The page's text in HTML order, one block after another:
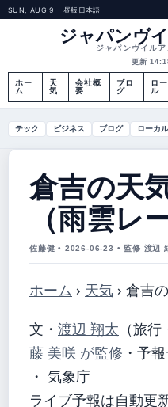
SUN, AUG 9 昼版 日本語
ジャパンヴ
ジャパンヴイル
更新
ホー
ム
天
気
会社概
要
ブロ
グ
ロ
ル
テック ビジネス ブログ ローカル
倉吉の天
（雨雲レ
佐藤健 • 2026-06-23 • 監修 渡辺
ホーム › 天気 › 倉吉
文・ 渡辺 翔太 （旅
藤 美咲 が監修 ・ 予報
・ 気象庁
ライブ予報は自動更